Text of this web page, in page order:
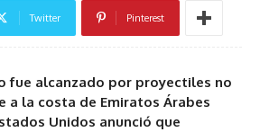
Twitter Pinterest
fue alcanzado por proyectiles no
a la costa de Emiratos Árabes
Unidos anunció que